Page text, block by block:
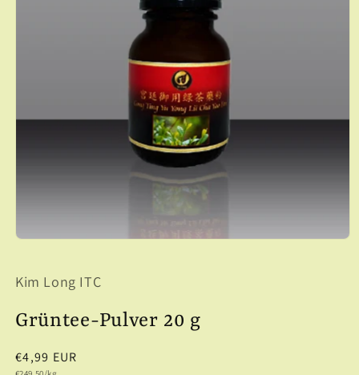
Modal
Kim Long ITC
Grüntee-Pulver 20 g
Normaler
€4,99 EUR
Grundpreis